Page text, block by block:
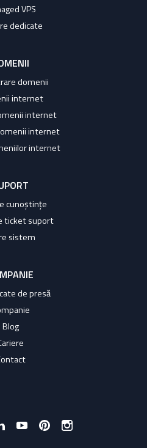
VPS
dedicate
domenii
internet
internet
internet
internet
cunoștințe
ticket suport
sistem
de presă
Blog